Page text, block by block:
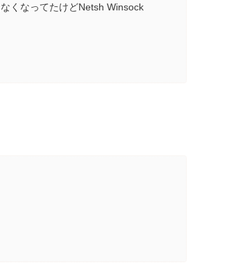
くなってたけどNetsh Winsock